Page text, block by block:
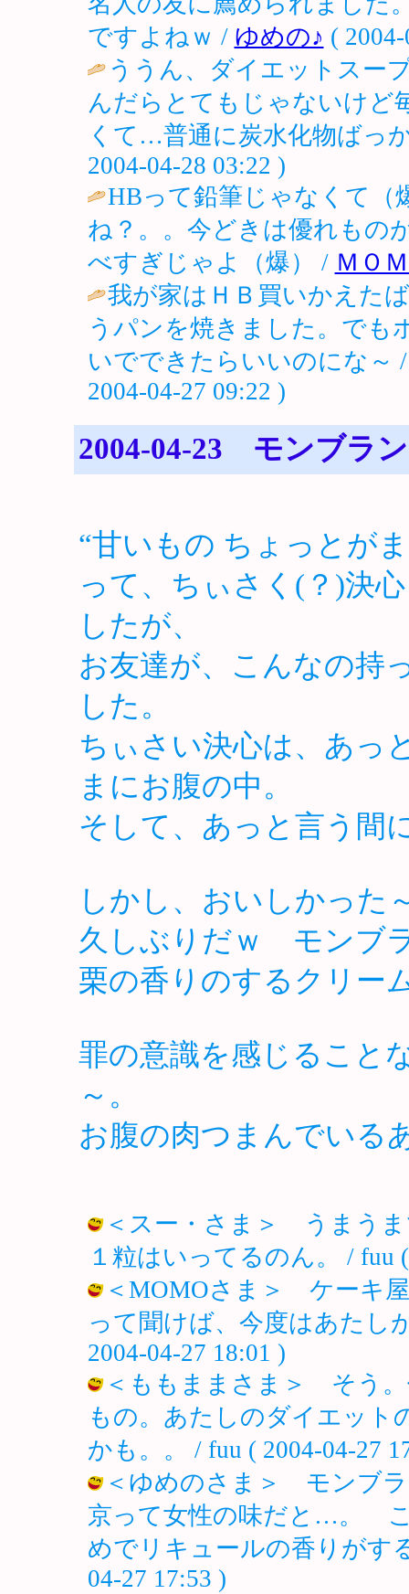
ですよねｗ / ゆめの♪ (
ううん、ダイエットスー
んだらとてもじゃないけど
くて…普通に炭水化物ばっ
2004-04-28 03:22 )
HBって鉛筆じゃなくて（
ね？。。今どきは優れもの
べすぎじゃよ（爆） / ＭＯ
我が家はＨＢ買いかえた
うパンを焼きました。でも
いでできたらいいのにな～
2004-04-27 09:22 )
2004-04-23 モンブラ
“甘いもの ちょっとが
って、ちぃさく(？)決
したが、
お友達が、こんなの持
した。
ちぃさい決心は、あっ
まにお腹の中。
そして、あっと言う間
しかし、おいしかっ
久しぶりだｗ モンブ
栗の香りのするクリー
罪の意識を感じること
～。
お腹の肉つまんでいる
＜スー・さま＞ うまう
１粒はいってるのん。 / fuu
＜MOMOさま＞ ケーキ
って聞けば、今度はあたし
2004-04-27 18:01 )
＜ももままさま＞ そう。
もの。あたしのダイエット
かも。。 / fuu ( 2004-04-27
＜ゆめのさま＞ モンブ
京って女性の味だと…。
めでリキュールの香りがす
04-27 17:53 )